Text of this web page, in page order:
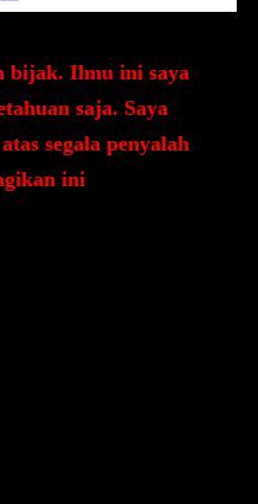
bijak. Ilmu ini saya
saja. Saya
segala penyalah
ini